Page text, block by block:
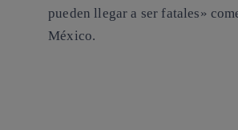
pueden llegar a ser fatales»
México.